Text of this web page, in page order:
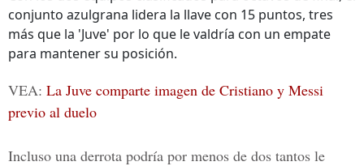
conjunto azulgrana lidera la llave con 15 puntos, tres
más que la 'Juve' por lo que le valdría con un empate
para mantener su posición.
VEA: La Juve comparte imagen de Cristiano y Messi
previo al duelo
Incluso una derrota podría por menos de dos tantos le